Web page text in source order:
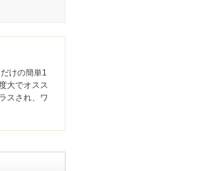
けの簡単1
大でオスス
スされ、ワ